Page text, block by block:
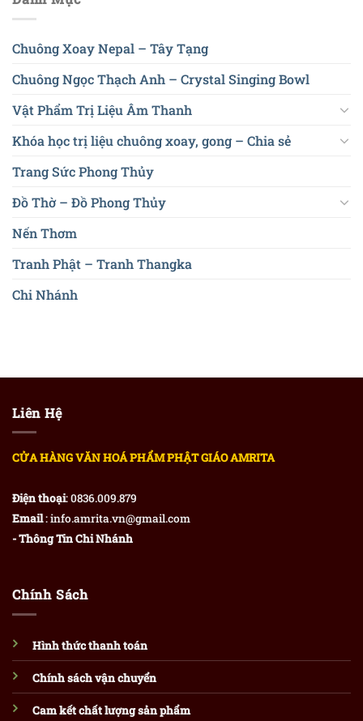
Chuông Xoay Nepal – Tây Tạng
Chuông Ngọc Thạch Anh – Crystal Singing Bowl
Vật Phẩm Trị Liệu Âm Thanh
Khóa học trị liệu chuông xoay, gong – Chia sẻ
Trang Sức Phong Thủy
Đồ Thờ – Đồ Phong Thủy
Nến Thơm
Tranh Phật – Tranh Thangka
Chi Nhánh
Liên Hệ
CỬA HÀNG VĂN HOÁ PHẨM PHẬT GIÁO AMRITA
Điện thoại: 0836.009.879
Email: info.amrita.vn@gmail.com
- Thông Tin Chi Nhánh
Chính Sách
Hình thức thanh toán
Chính sách vận chuyển
Cam kết chất lượng sản phẩm